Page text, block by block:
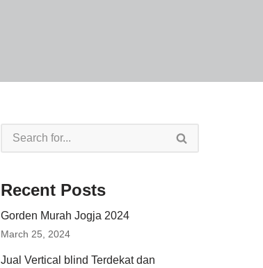
Recent Posts
Gorden Murah Jogja 2024
March 25, 2024
Jual Vertical blind Terdekat dan